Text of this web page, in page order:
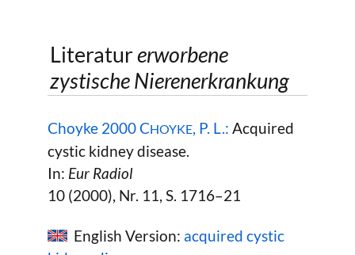
Literaturerworbene
zystische Nierenerkrankung
Choyke 2000 CHOYKE, P. L.: Acquired
cystic kidney disease.
In: Eur Radiol
10 (2000), Nr. 11, S. 1716–21
English Version: acquired cystic